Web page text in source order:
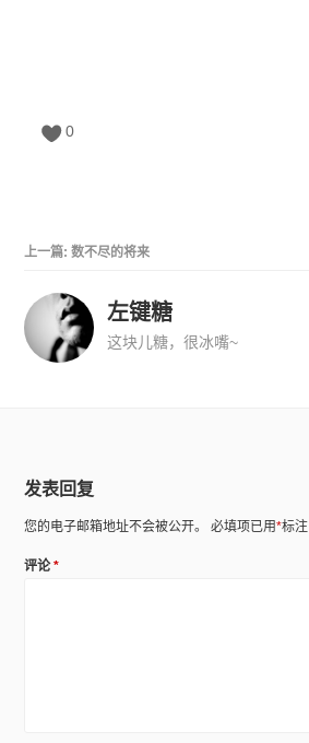
0
上一篇:数不尽的将来
左键糖
这块儿糖，很冰嘴~
发表回复
您的电子邮箱地址不会被公开。 必填项已用*标注
评论*